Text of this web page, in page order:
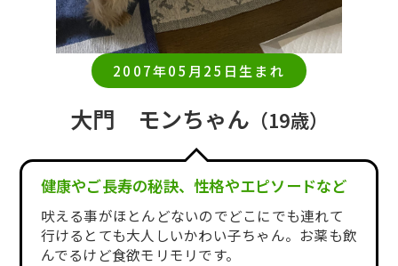
2007年05月25日生まれ
大門 モンちゃん （19歳）
健康やご長寿の秘訣、性格やエピソードなど
吠える事がほとんどないのでどこにでも連れて
行けるとても大人しいかわい子ちゃん。お薬も飲
んでるけど食欲モリモリです。